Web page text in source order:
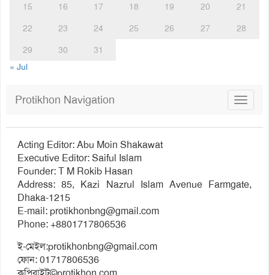
15
16 17 18 19 20
21
22
23 24 25 26 27
28
29
30
31
« Jul
Toggle
Protikhon Navigation
Acting Editor: Abu Moin Shakawat
Executive Editor: Saiful Islam
Founder: T M Rokib Hasan
Address: 85, Kazi Nazrul Islam Avenue Farmgate,
Dhaka-1215
E-mail:protikhonbng@gmail.com
Phone: +8801717806536
ই-মেইল:protikhonbng@gmail.com
ফোন: 01717806536